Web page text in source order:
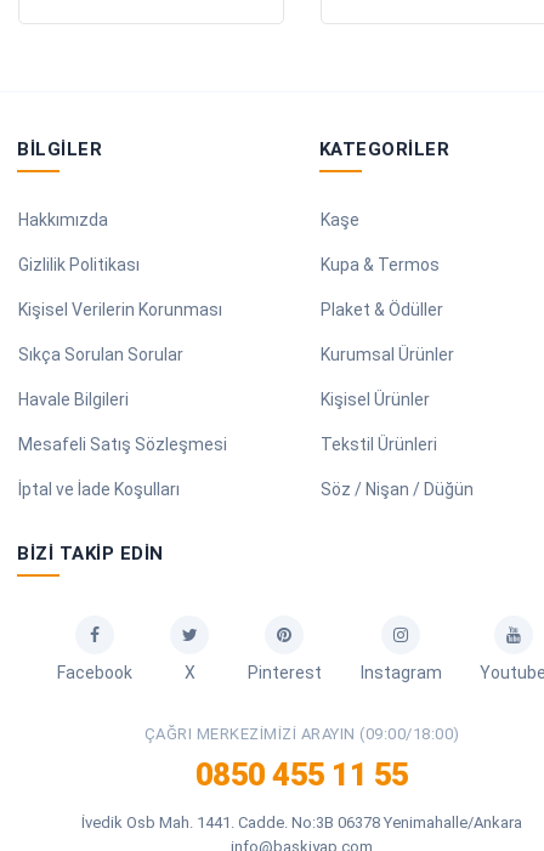
BILGILER
Hakkımızda
Gizlilik Politikası
Kişisel Verilerin Korunması
Sıkça Sorulan Sorular
Havale Bilgileri
Mesafeli Satış Sözleşmesi
İptal ve İade Koşulları
KATEGORILER
Kaşe
Kupa & Termos
Plaket & Ödüller
Kurumsal Ürünler
Kişisel Ürünler
Tekstil Ürünleri
Söz / Nişan / Düğün
BIZI TAKIP EDIN
Facebook X Pinterest Instagram
ÇAĞRI MERKEZIMIZI ARAYIN (09:00/18:00)
0850 455 11 55
İvedik Osb Mah. 1441. Cadde. No:3B 06378 Yenimahalle/Ankara
info@baskiyap.com